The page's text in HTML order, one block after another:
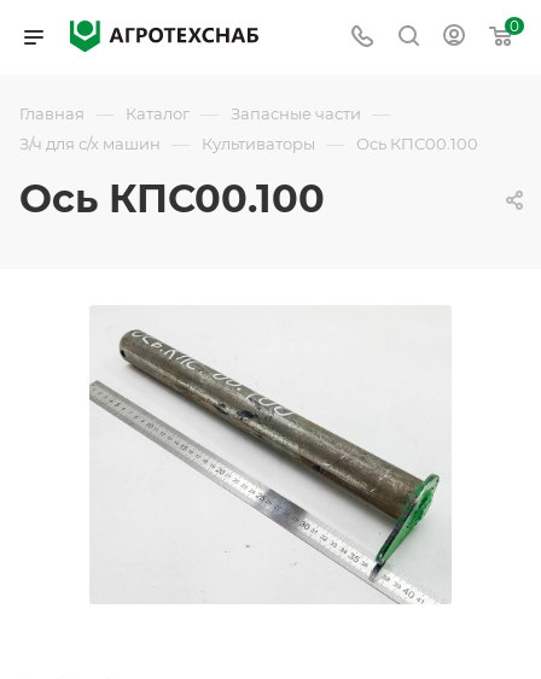
0
Главная — Каталог — Запасные части —
З/ч для с/х машин — Культиваторы — Ось КПС00.100
Ось КПС00.100